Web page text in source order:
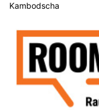
Kambodscha